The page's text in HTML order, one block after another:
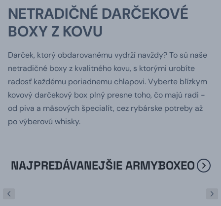
NETRADIČNÉ DARČEKOVÉ
BOXY Z KOVU
Darček, ktorý obdarovanému vydrží navždy? To sú naše
netradičné boxy z kvalitného kovu, s ktorými urobíte
radosť každému poriadnemu chlapovi. Vyberte blízkym
kovový darčekový box plný presne toho, čo majú radi -
od piva a mäsových špecialít, cez rybárske potreby až
po výberovú whisky.
NAJPREDÁVANEJŠIE ARMYBOXEO